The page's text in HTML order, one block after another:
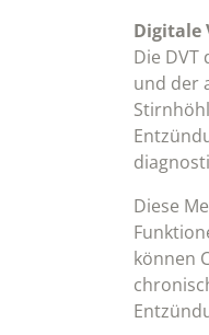
Digitale
Die
und der
Diese
können